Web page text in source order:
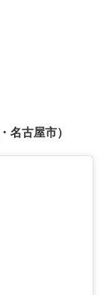
名古屋市）